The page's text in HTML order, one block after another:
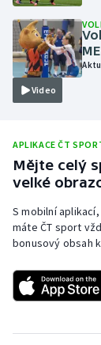
Lezení
Lyže a
Moderní
Olympijské
Parasport
Plavání
Plážový
Video
APLIKACE ČT
Mějte celý
velké
S mobilní
máte ČT sport
bonusový obsah